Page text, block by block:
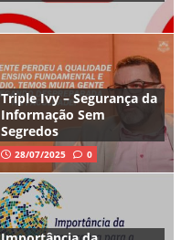
Triple Ivy – Segurança da
Informação Sem
Segredos
28/07/2025 0